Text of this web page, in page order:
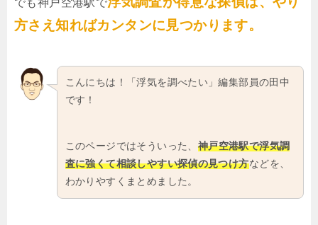
方さえ知ればカンタンに見つかります。
こんにちは！「浮気を調べたい」編集部員の田中
です！
このページではそういった、 神戸空港駅で浮気調
査に強くて相談しやすい探偵の見つけ方などを、
わかりやすくまとめました。